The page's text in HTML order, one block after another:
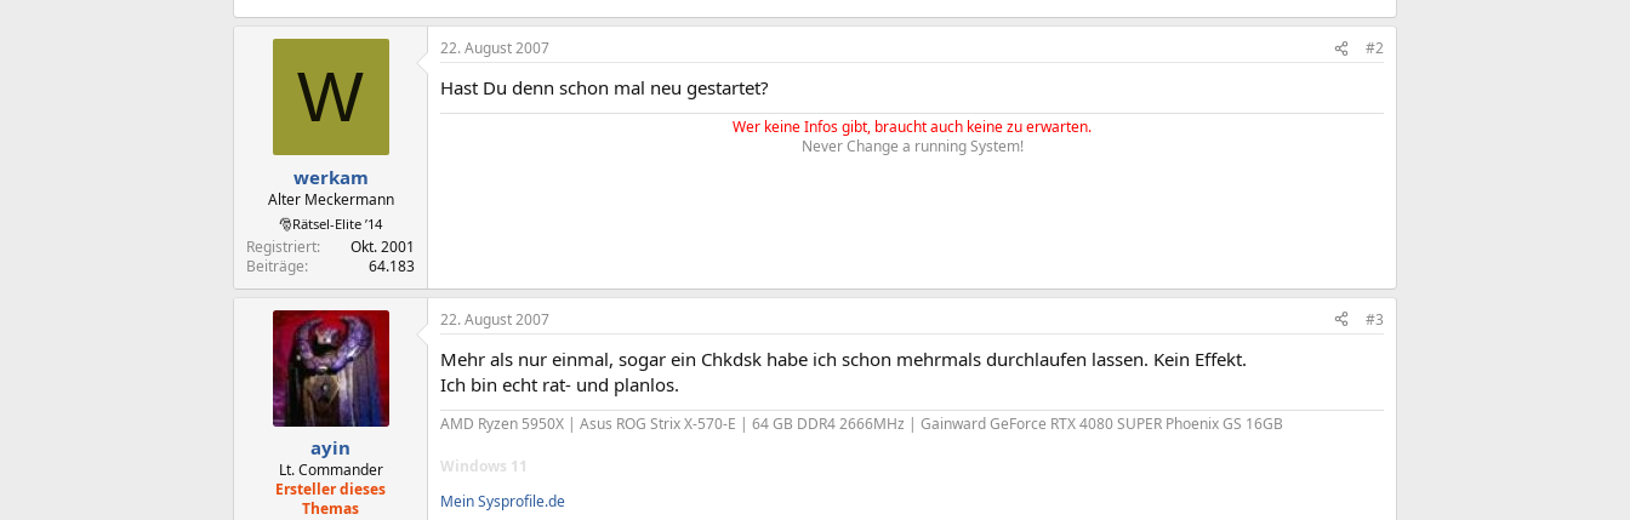
W
werkam
Alter Meckermann
🎅Rätsel-Elite ’14
Registriert
Okt. 2001
Beiträge
64.183
22. August 2007 #2
Hast Du denn schon mal neu gestartet?
Wer keine Infos gibt, braucht auch keine zu erwarten.
Never Change a running System!
ayin
Lt. Commander
Ersteller dieses
Themas
22. August 2007 #3
Mehr als nur einmal, sogar ein Chkdsk habe ich schon mehrmals durchlaufen lassen. Kein Effekt.
Ich bin echt rat- und planlos.
AMD Ryzen 5950X | Asus ROG Strix X-570-E | 64 GB DDR4 2666MHz | Gainward GeForce RTX 4080 SUPER Phoenix GS 16GB
Windows 11
Mein Sysprofile.de